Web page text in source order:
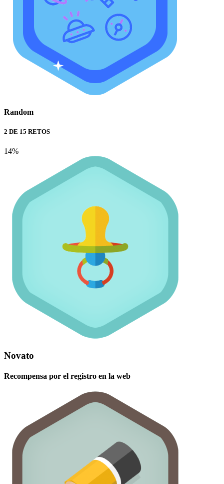
Random
2 DE 15 RETOS
14%
Novato
Recompensa por el registro en la web